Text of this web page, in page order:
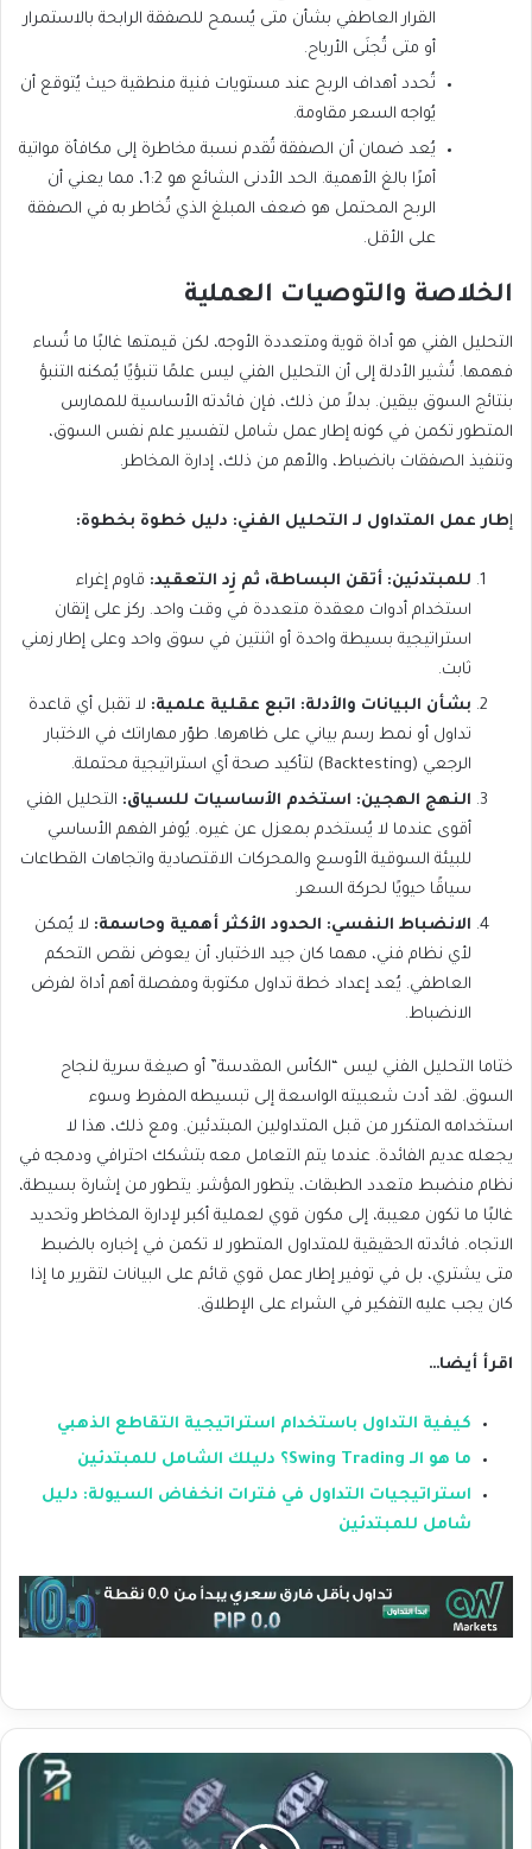
القرار العاطفي بشأن متى يُسمح للصفقة الرابحة بالاستمرار
أو متى تُجنَى الأرباح.
تُحدد أهداف الربح عند مستويات فنية منطقية حيث يُتوقع أن
يُواجه السعر مقاومة.
يُعد ضمان أن الصفقة تُقدم نسبة مخاطرة إلى مكافأة مواتية
أمرًا بالغ الأهمية. الحد الأدنى الشائع هو 1:2، مما يعني أن
الربح المحتمل هو ضعف المبلغ الذي تُخاطر به في الصفقة
على الأقل.
الخلاصة والتوصيات العملية
التحليل الفني هو أداة قوية ومتعددة الأوجه، لكن قيمتها غالبًا ما تُساء
فهمها. تُشير الأدلة إلى أن التحليل الفني ليس علمًا تنبؤيًا يُمكنه التنبؤ
بنتائج السوق بيقين. بدلاً من ذلك، فإن فائدته الأساسية للممارس
المتطور تكمن في كونه إطار عمل شامل لتفسير علم نفس السوق،
وتنفيذ الصفقات بانضباط، والأهم من ذلك، إدارة المخاطر.
إطار عمل المتداول لـ التحليل الفني: دليل خطوة بخطوة:
للمبتدئين: أتقن البساطة، ثم زِد التعقيد: قاوم إغراء
استخدام أدوات معقدة متعددة في وقت واحد. ركز على إتقان
استراتيجية بسيطة واحدة أو اثنتين في سوق واحد وعلى إطار زمني
ثابت.
بشأن البيانات والأدلة: اتبع عقلية علمية: لا تقبل أي قاعدة
تداول أو نمط رسم بياني على ظاهرها. طوّر مهاراتك في الاختبار
الرجعي (Backtesting) لتأكيد صحة أي استراتيجية محتملة.
النهج الهجين: استخدم الأساسيات للسياق: التحليل الفني
أقوى عندما لا يُستخدم بمعزل عن غيره. يُوفر الفهم الأساسي
للبيئة السوقية الأوسع والمحركات الاقتصادية واتجاهات القطاعات
سياقًا حيويًا لحركة السعر.
الانضباط النفسي: الحدود الأكثر أهمية وحاسمة: لا يُمكن
لأي نظام فني، مهما كان جيد الاختبار، أن يعوض نقص التحكم
العاطفي. يُعد إعداد خطة تداول مكتوبة ومفصلة أهم أداة لفرض
الانضباط.
ختاما التحليل الفني ليس “الكأس المقدسة” أو صيغة سرية لنجاح
السوق. لقد أدت شعبيته الواسعة إلى تبسيطه المفرط وسوء
استخدامه المتكرر من قبل المتداولين المبتدئين. ومع ذلك، هذا لا
يجعله عديم الفائدة. عندما يتم التعامل معه بتشكك احترافي ودمجه في
نظام منضبط متعدد الطبقات، يتطور المؤشر. يتطور من إشارة بسيطة،
غالبًا ما تكون معيبة، إلى مكون قوي لعملية أكبر لإدارة المخاطر وتحديد
الاتجاه. فائدته الحقيقية للمتداول المتطور لا تكمن في إخباره بالضبط
متى يشتري، بل في توفير إطار عمل قوي قائم على البيانات لتقرير ما إذا
كان يجب عليه التفكير في الشراء على الإطلاق.
اقرأ أيضا…
كيفية التداول باستخدام استراتيجية التقاطع الذهبي
ما هو الـ Swing Trading؟ دليلك الشامل للمبتدئين
استراتيجيات التداول في فترات انخفاض السيولة: دليل
شامل للمبتدئين
أ